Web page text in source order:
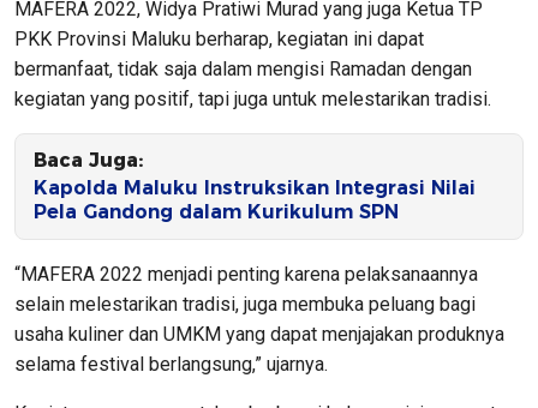
MAFERA 2022, Widya Pratiwi Murad yang juga Ketua TP
PKK Provinsi Maluku berharap, kegiatan ini dapat
bermanfaat, tidak saja dalam mengisi Ramadan dengan
kegiatan yang positif, tapi juga untuk melestarikan tradisi.
Baca Juga:
Kapolda Maluku Instruksikan Integrasi Nilai
Pela Gandong dalam Kurikulum SPN
“MAFERA 2022 menjadi penting karena pelaksanaannya
selain melestarikan tradisi, juga membuka peluang bagi
usaha kuliner dan UMKM yang dapat menjajakan produknya
selama festival berlangsung,” ujarnya.